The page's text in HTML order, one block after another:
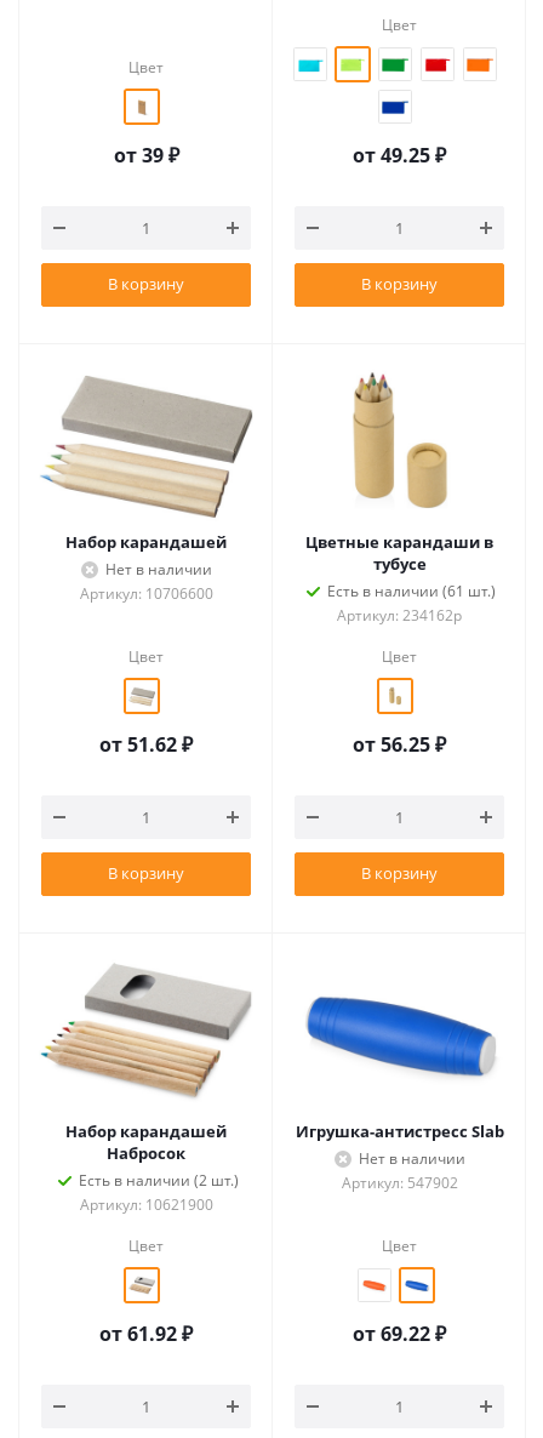
Цвет
от39 ₽
В корзину
Цвет
от49.25 ₽
В корзину
Набор карандашей
Нет в наличии
Артикул: 10706600
Цвет
от51.62 ₽
В корзину
Цветные карандаши в
тубусе
Есть в наличии (61 шт.)
Артикул: 234162p
Цвет
от56.25 ₽
В корзину
Набор карандашей
Набросок
Есть в наличии (2 шт.)
Артикул: 10621900
Цвет
от61.92 ₽
Игрушка-антистресс Slab
Нет в наличии
Артикул: 547902
Цвет
от69.22 ₽